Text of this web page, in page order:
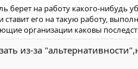
берет на работу какого-нибудь
ставит его на такую работу,
организации каковы
из-за